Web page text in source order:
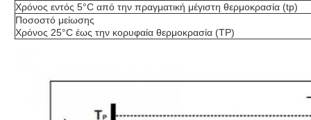
Χρόνος εντός 5°C από την πραγματική μέγιστη θερμοκρασία (tp)
Ποσοστό μείωσης
Χρόνος 25°C έως την κορυφαία θερμοκρασία (TP)